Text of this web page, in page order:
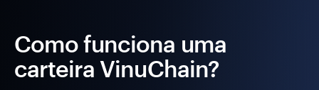
Como funciona uma
carteira VinuChain?